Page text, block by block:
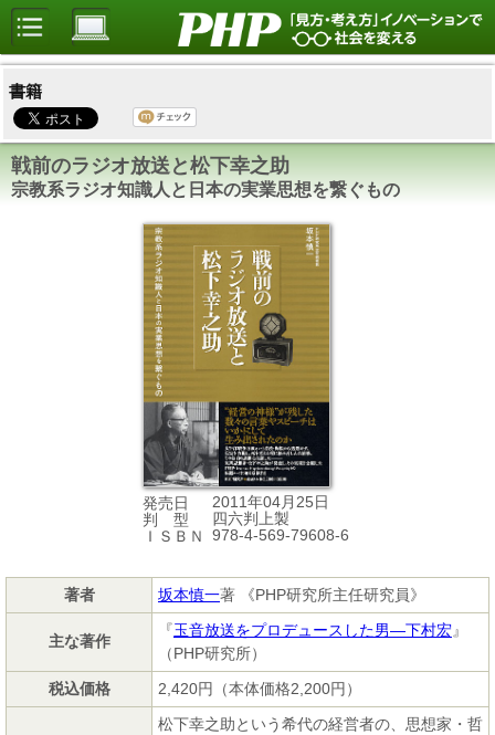
書籍
戦前のラジオ放送と松下幸之助
宗教系ラジオ知識人と日本の実業思想を繋ぐもの
発売日
2011年04月25日
判 型
四六判上製
ＩＳＢＮ
978-4-569-79608-6
著者 坂本慎一著 《PHP研究所主任研究員》
主な著作
『玉音放送をプロデュースした男―下村宏』
（PHP研究所）
税込価格
2,420円（本体価格2,200円）
松下幸之助という希代の経営者の、思想家・哲